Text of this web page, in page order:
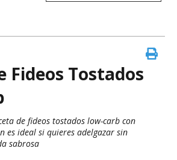
Fideos Tostados
de fideos tostados low-carb con
es ideal si quieres adelgazar sin
sabrosa